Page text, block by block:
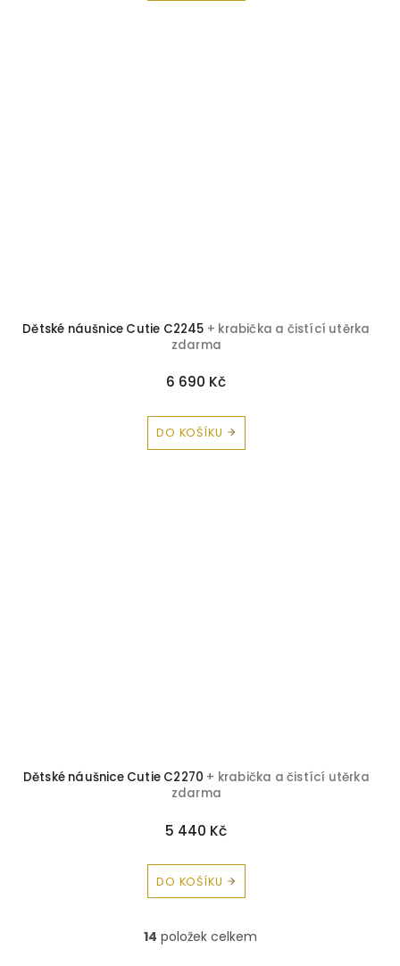
Dětské náušnice Cutie C2245 + krabička a čistící utěrka
zdarma
6 690 Kč
DO KOŠÍKU
Dětské náušnice Cutie C2270 + krabička a čistící utěrka
zdarma
5 440 Kč
DO KOŠÍKU
O
14 položek celkem